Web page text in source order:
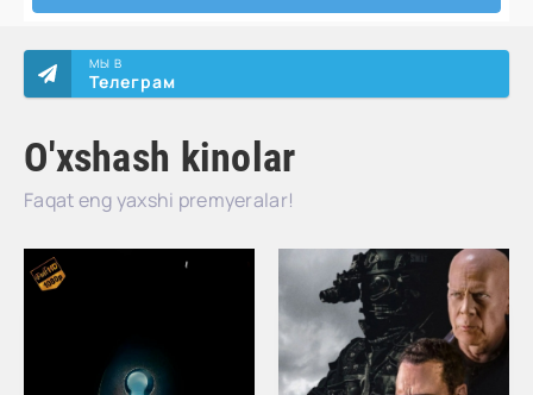
O'xshash kinolar
Faqat eng yaxshi premyeralar!
МЫ В
Телеграм